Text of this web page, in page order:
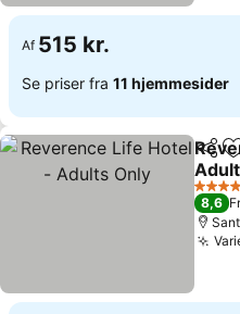
Af 515 kr.
Se priser fra 11 hjemmesider
Del
Se
4
8,6